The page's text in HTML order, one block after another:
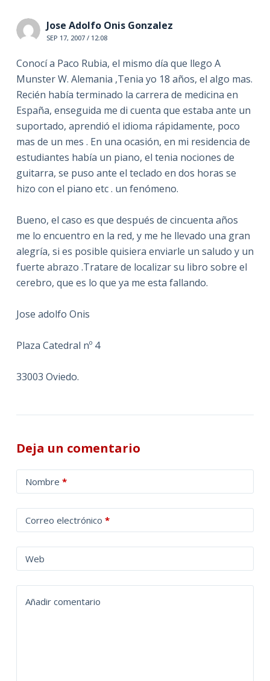
Jose Adolfo Onis Gonzalez
SEP 17, 2007 / 12:08
Conocí a Paco Rubia, el mismo día que llego A
Munster W. Alemania ,Tenia yo 18 años, el algo mas.
Recién había terminado la carrera de medicina en
España, enseguida me di cuenta que estaba ante un
suportado, aprendió el idioma rápidamente, poco
mas de un mes . En una ocasión, en mi residencia de
estudiantes había un piano, el tenia nociones de
guitarra, se puso ante el teclado en dos horas se
hizo con el piano etc . un fenómeno.
Bueno, el caso es que después de cincuenta años
me lo encuentro en la red, y me he llevado una gran
alegría, si es posible quisiera enviarle un saludo y un
fuerte abrazo .Tratare de localizar su libro sobre el
cerebro, que es lo que ya me esta fallando.
Jose adolfo Onis
Plaza Catedral nº 4
33003 Oviedo.
Deja un comentario
Nombre *
Correo electrónico *
Web
Añadir comentario
l
t
a
t